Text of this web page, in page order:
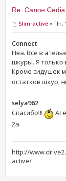
Re: Салон
Slim-active » Пн,
Connect
Неа. Все в
шкуры. Я только
Кроме сидушек
остатков шкур,
selya962
Спасибо!!!
2а.
http://
active/